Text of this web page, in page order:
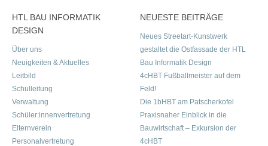
HTL BAU INFORMATIK
DESIGN
Über uns
Neuigkeiten & Aktuelles
Leitbild
Schulleitung
Verwaltung
Schüler:innenvertretung
Elternverein
Personalvertretung
NEUESTE BEITRÄGE
Neues Streetart-Kunstwerk
gestaltet die Ostfassade der HTL
Bau Informatik Design
4cHBT Fußballmeister auf dem
Feld!
Die 1bHBT am Patscherkofel
Praxisnaher Einblick in die
Bauwirtschaft – Exkursion der
4cHBT